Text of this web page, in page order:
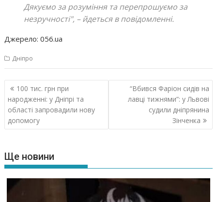
Дякуємо за розуміння та перепрошуємо за
незручності", – йдеться в повідомленні.
Джерело: 056.ua
Дніпро
Навігація
записів
100 тис. грн при
народженні: у Дніпрі та
області запровадили нову
допомогу
“Вбився Фаріон сидів на
лавці тижнями”: у Львові
судили дніпрянина
Зінченка
Ще новини